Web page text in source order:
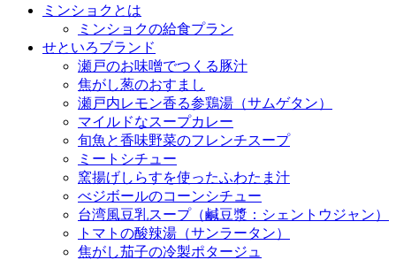
ミンショクとは
ミンショクの給食プラン
せといろブランド
瀬戸のお味噌でつくる豚汁
焦がし葱のおすまし
瀬戸内レモン香る参鶏湯（サムゲタン）
マイルドなスープカレー
旬魚と香味野菜のフレンチスープ
ミートシチュー
窯揚げしらすを使ったふわたま汁
べジボールのコーンシチュー
台湾風豆乳スープ（鹹豆漿：シェントウジャン）
トマトの酸辣湯（サンラータン）
焦がし茄子の冷製ポタージュ